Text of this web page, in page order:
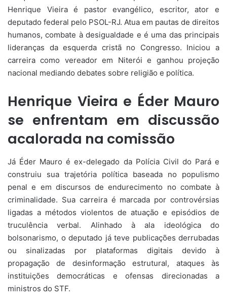
Henrique Vieira é pastor evangélico, escritor, ator e
deputado federal pelo PSOL-RJ. Atua em pautas de direitos
humanos, combate à desigualdade e é uma das principais
lideranças da esquerda cristã no Congresso. Iniciou a
carreira como vereador em Niterói e ganhou projeção
nacional mediando debates sobre religião e política.
Henrique Vieira e Éder Mauro
se enfrentam em discussão
acalorada na comissão
Já Éder Mauro é ex-delegado da Polícia Civil do Pará e
construiu sua trajetória política baseada no populismo
penal e em discursos de endurecimento no combate à
criminalidade. Sua carreira é marcada por controvérsias
ligadas a métodos violentos de atuação e episódios de
truculência verbal. Alinhado à ala ideológica do
bolsonarismo, o deputado já teve publicações derrubadas
ou sinalizadas por plataformas digitais devido à
propagação de desinformação estrutural, ataques às
instituições democráticas e ofensas direcionadas a
ministros do STF.